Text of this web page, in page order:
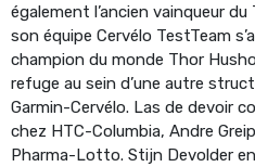
également l’ancien vainqueur
son équipe Cervélo TestTeam
champion du monde Thor
refuge au sein d’une autre
Garmin-Cervélo. Las de devoir
chez HTC-Columbia, Andre
Pharma-Lotto. Stijn Devolder